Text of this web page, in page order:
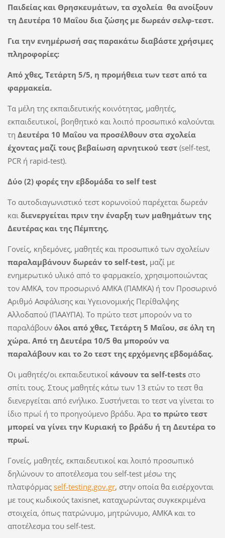
Παιδείας και Θρησκευμάτων, τα σχολεία θα ανοίξουν
τη Δευτέρα 10 Μαΐου δια ζώσης με δωρεάν σελφ-τεστ.
Για την ενημέρωσή σας παρακάτω διαβάστε χρήσιμες
πληροφορίες:
Από χθες, Τετάρτη 5/5, η προμήθεια των τεστ από τα
φαρμακεία.
Τα μέλη της εκπαιδευτικής κοινότητας, μαθητές,
εκπαιδευτικοί, βοηθητικό και λοιπό προσωπικό καλούνται
τη Δευτέρα 10 Μαΐου να προσέλθουν στα σχολεία
έχοντας μαζί τους βεβαίωση αρνητικού τεστ (self-test,
PCR ή rapid-test).
Δύο (2) φορές την εβδομάδα το self test
Το αυτοδιαγωνιστικό τεστ κορωνοϊού παρέχεται δωρεάν
και διενεργείται πριν την έναρξη των μαθημάτων της
Δευτέρας και της Πέμπτης.
Γονείς, κηδεμόνες, μαθητές και προσωπικό των σχολείων
παραλαμβάνουν δωρεάν το self-test,μαζί με
ενημερωτικό υλικό από το φαρμακείο, χρησιμοποιώντας
τον ΑΜΚΑ, τον προσωρινό ΑΜΚΑ (ΠΑΜΚΑ) ή τον Προσωρινό
Αριθμό Ασφάλισης και Υγειονομικής Περίθαλψης
Αλλοδαπού (ΠΑΑΥΠΑ). Το πρώτο τεστ μπορούν να το
παραλάβουν όλοι από χθες, Τετάρτη 5 Μαΐου, σε όλη τη
χώρα. Από τη Δευτέρα 10/5 θα μπορούν να
παραλάβουν και το 2ο τεστ της ερχόμενης εβδομάδας.
Οι μαθητές/οι εκπαιδευτικοί κάνουν τα self-testsστο
σπίτι τους. Στους μαθητές κάτω των 13 ετών το τεστ θα
διενεργείται από ενήλικο. Συστήνεται το τεστ να γίνεται το
ίδιο πρωί ή το προηγούμενο βράδυ. Άρα το πρώτο τεστ
μπορεί να γίνει την Κυριακή το βράδυ ή τη Δευτέρα το
πρωί.
Γονείς, μαθητές, εκπαιδευτικοί και λοιπό προσωπικό
δηλώνουν το αποτέλεσμα του self-test μέσω της
πλατφόρμας self-testing.gov.gr, στην οποία θα εισέρχονται
με τους κωδικούς taxisnet, καταχωρώντας συγκεκριμένα
στοιχεία, όπως πατρώνυμο, μητρώνυμο, ΑΜΚΑ και το
αποτέλεσμα του self-test.